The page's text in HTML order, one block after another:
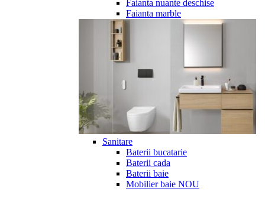
Faianta nuante deschise
Faianta marble
Sanitare
Baterii bucatarie
Baterii cada
Baterii baie
Mobilier baie NOU